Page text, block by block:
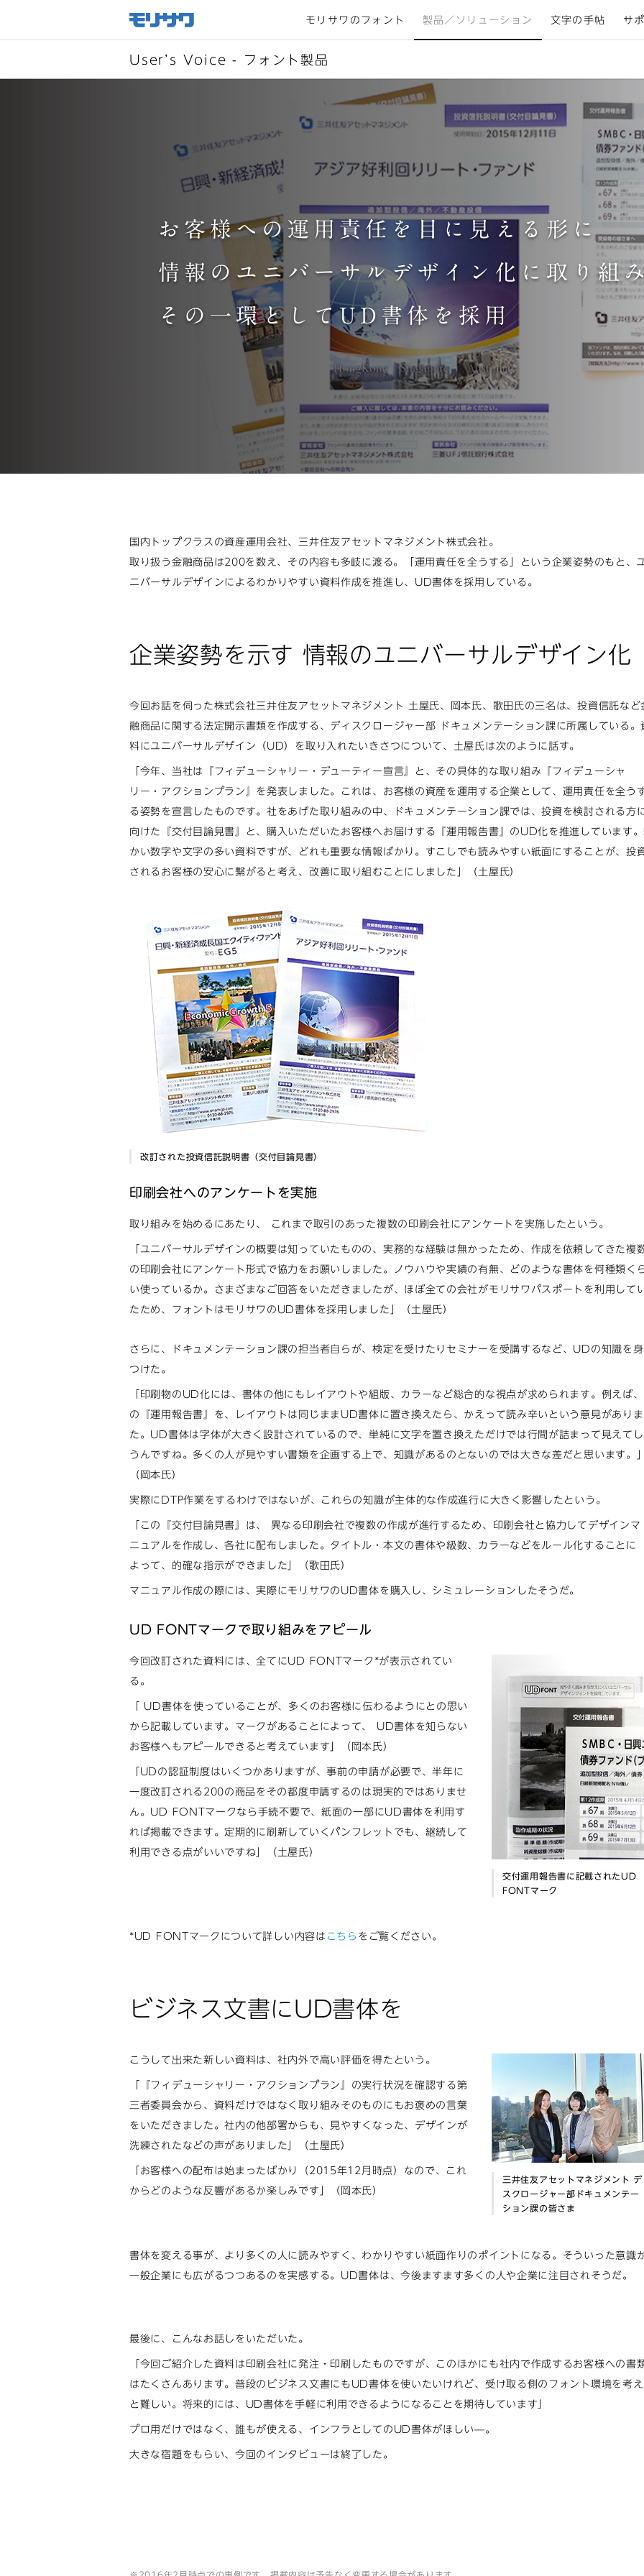
モリサワのフォント 製品／ソリューション 文字の手帖 サ
Userʼs Voice - フォント製品
お客様への運用責任を目に見える形に
情報のユニバーサルデザイン化に取り組
その一環としてUD書体を採用
国内トップクラスの資産運用会社、三井住友アセットマネジメント株式会社。
取り扱う金融商品は200を数え、その内容も多岐に渡る。「運用責任を全うする」という企業姿勢のもと、
ニバーサルデザインによるわかりやすい資料作成を推進し、UD書体を採用している。
企業姿勢を示す 情報のユニバーサルデザイン化
今回お話を伺った株式会社三井住友アセットマネジメント 土屋氏、岡本氏、歌田氏の三名は、投資信託など
融商品に関する法定開示書類を作成する、ディスクロージャー部 ドキュメンテーション課に所属している。
料にユニバーサルデザイン（UD）を取り入れたいきさつについて、土屋氏は次のように話す。
「今年、当社は『フィデューシャリー・デューティー宣言』と、その具体的な取り組み『フィデューシャ
リー・アクションプラン』を発表しました。これは、お客様の資産を運用する企業として、運用責任を全う
る姿勢を宣言したものです。社をあげた取り組みの中、ドキュメンテーション課では、投資を検討される方
向けた『交付目論見書』と、購入いただいたお客様へお届けする『運用報告書』のUD化を推進しています
かい数字や文字の多い資料ですが、どれも重要な情報ばかり。すこしでも読みやすい紙面にすることが、投
されるお客様の安心に繋がると考え、改善に取り組むことにしました」（土屋氏）
改訂された投資信託説明書（交付目論見書）
印刷会社へのアンケートを実施
取り組みを始めるにあたり、 これまで取引のあった複数の印刷会社にアンケートを実施したという。
「ユニバーサルデザインの概要は知っていたものの、実務的な経験は無かったため、作成を依頼してきた複
の印刷会社にアンケート形式で協力をお願いしました。ノウハウや実績の有無、どのような書体を何種類く
い使っているか。さまざまなご回答をいただきましたが、ほぼ全ての会社がモリサワパスポートを利用して
たため、フォントはモリサワのUD書体を採用しました」（土屋氏）
さらに、ドキュメンテーション課の担当者自らが、検定を受けたりセミナーを受講するなど、UDの知識を
つけた。
「印刷物のUD化には、書体の他にもレイアウトや組版、カラーなど総合的な視点が求められます。例えば
の『運用報告書』を、レイアウトは同じままUD書体に置き換えたら、かえって読み辛いという意見があり
た。UD書体は字体が大きく設計されているので、単純に文字を置き換えただけでは行間が詰まって見えて
うんですね。多くの人が見やすい書類を企画する上で、知識があるのとないのでは大きな差だと思います。
（岡本氏）
実際にDTP作業をするわけではないが、これらの知識が主体的な作成進行に大きく影響したという。
「この『交付目論見書』は、 異なる印刷会社で複数の作成が進行するため、印刷会社と協力してデザインマ
ニュアルを作成し、各社に配布しました。タイトル・本文の書体や級数、カラーなどをルール化することに
よって、的確な指示ができました」（歌田氏）
マニュアル作成の際には、実際にモリサワのUD書体を購入し、シミュレーションしたそうだ。
UD FONTマークで取り組みをアピール
交付運用報告書に記載されたUD
FONTマーク
今回改訂された資料には、全てにUD FONTマーク*が表示されてい
る。
「 UD書体を使っていることが、多くのお客様に伝わるようにとの思い
から記載しています。マークがあることによって、 UD書体を知らない
お客様へもアピールできると考えています」（岡本氏）
「UDの認証制度はいくつかありますが、事前の申請が必要で、半年に
一度改訂される200の商品をその都度申請するのは現実的ではありませ
ん。UD FONTマークなら手続不要で、紙面の一部にUD書体を利用す
れば掲載できます。定期的に刷新していくパンフレットでも、継続して
利用できる点がいいですね」（土屋氏）
*UD FONTマークについて詳しい内容は こちら をご覧ください。
ビジネス文書にUD書体を
三井住友アセットマネジメント デ
スクロージャー部ドキュメンテー
ション課の皆さま
こうして出来た新しい資料は、社内外で高い評価を得たという。
「『フィデューシャリー・アクションプラン』の実行状況を確認する第
三者委員会から、資料だけではなく取り組みそのものにもお褒めの言葉
をいただきました。社内の他部署からも、見やすくなった、デザインが
洗練されたなどの声がありました」（土屋氏）
「お客様への配布は始まったばかり（2015年12月時点）なので、これ
からどのような反響があるか楽しみです」（岡本氏）
書体を変える事が、より多くの人に読みやすく、わかりやすい紙面作りのポイントになる。そういった意識
一般企業にも広がるつつあるのを実感する。UD書体は、今後ますます多くの人や企業に注目されそうだ。
最後に、こんなお話しをいただいた。
「今回ご紹介した資料は印刷会社に発注・印刷したものですが、このほかにも社内で作成するお客様への書
はたくさんあります。普段のビジネス文書にもUD書体を使いたいけれど、受け取る側のフォント環境を考
と難しい。将来的には、UD書体を手軽に利用できるようになることを期待しています」
プロ用だけではなく、誰もが使える、インフラとしてのUD書体がほしい—。
大きな宿題をもらい、今回のインタビューは終了した。